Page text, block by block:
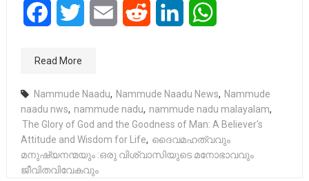
FacebookTwitter Email Reddit LinkedIn
Read More
Nammude Naadu, Nammude Naadu News, Nammude
naadu nws, nammude nadu, nammude nadu malayalam,
The Glory of God and the Goodness of Man: A Believer's
Attitude and Wisdom for Life, ദൈവമഹത്വവും
മനുഷ്യനന്മയും :ഒരു വിശ്വാസിയുടെ മനോഭാവവും
ജീവിതവിവേകവും